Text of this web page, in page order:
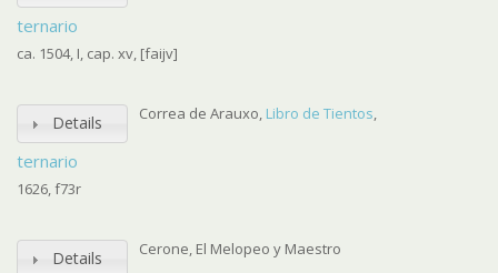
ternario
ca. 1504, I, cap. xv, [faijv]
Details
ternario
Correa de Arauxo, Libro de Tientos,
1626, f73r
Details Cerone, El Melopeo y Maestro